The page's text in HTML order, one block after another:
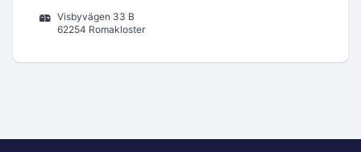
Visbyvägen 33 B
62254 Romakloster